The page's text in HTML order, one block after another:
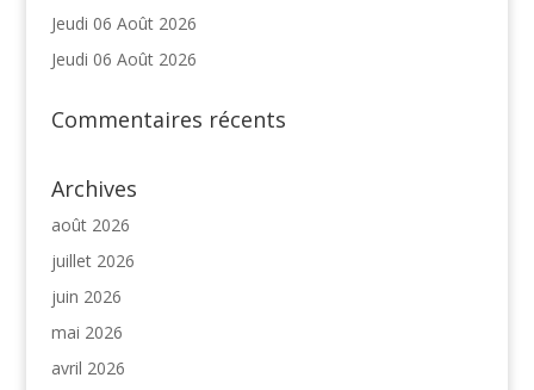
Jeudi 06 Août 2026
Jeudi 06 Août 2026
Commentaires récents
Archives
août 2026
juillet 2026
juin 2026
mai 2026
avril 2026